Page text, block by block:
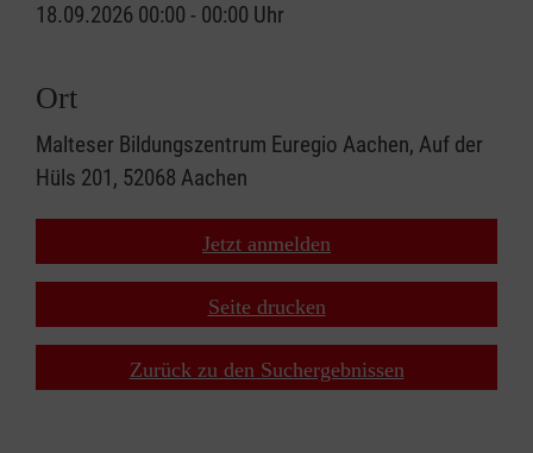
18.09.2026 00:00 - 00:00 Uhr
Ort
Malteser Bildungszentrum Euregio Aachen, Auf der
Hüls 201, 52068 Aachen
Jetzt anmelden
Seite drucken
Zurück zu den Suchergebnissen